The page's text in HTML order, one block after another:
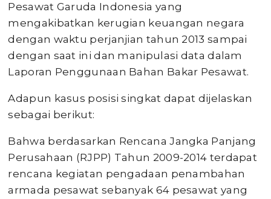
Pesawat Garuda Indonesia yang
mengakibatkan kerugian keuangan negara
dengan waktu perjanjian tahun 2013 sampai
dengan saat ini dan manipulasi data dalam
Laporan Penggunaan Bahan Bakar Pesawat.
Adapun kasus posisi singkat dapat dijelaskan
sebagai berikut:
Bahwa berdasarkan Rencana Jangka Panjang
Perusahaan (RJPP) Tahun 2009-2014 terdapat
rencana kegiatan pengadaan penambahan
armada pesawat sebanyak 64 pesawat yang